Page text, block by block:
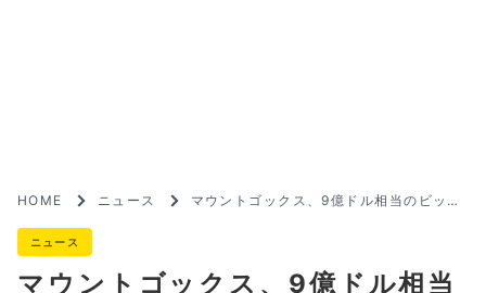
HOME ニュース
マウントゴックス、9億ドル相当のビット
ニュース
マウントゴックス、9億ドル相当